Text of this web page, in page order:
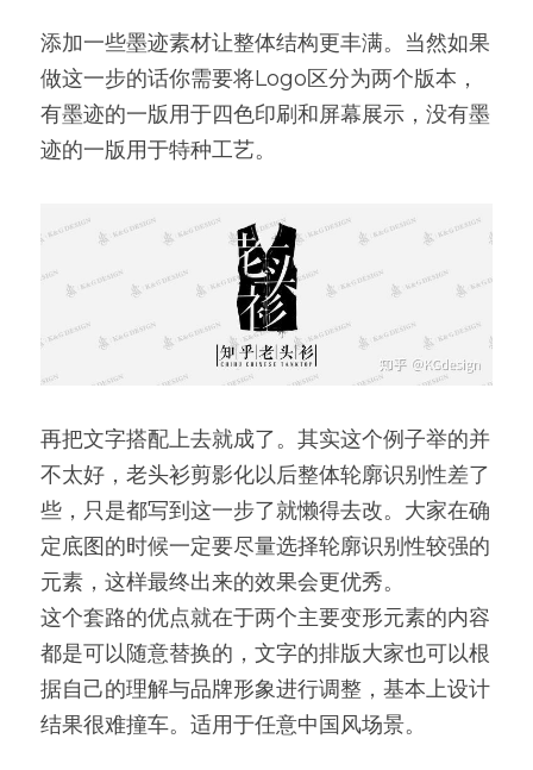
添加一些墨迹素材让整体结构更丰满。当然如果
做这一步的话你需要将Logo区分为两个版本，
有墨迹的一版用于四色印刷和屏幕展示，没有墨
迹的一版用于特种工艺。
再把文字搭配上去就成了。其实这个例子举的并
不太好，老头衫剪影化以后整体轮廓识别性差了
些，只是都写到这一步了就懒得去改。大家在确
定底图的时候一定要尽量选择轮廓识别性较强的
元素，这样最终出来的效果会更优秀。
这个套路的优点就在于两个主要变形元素的内容
都是可以随意替换的，文字的排版大家也可以根
据自己的理解与品牌形象进行调整，基本上设计
结果很难撞车。适用于任意中国风场景。